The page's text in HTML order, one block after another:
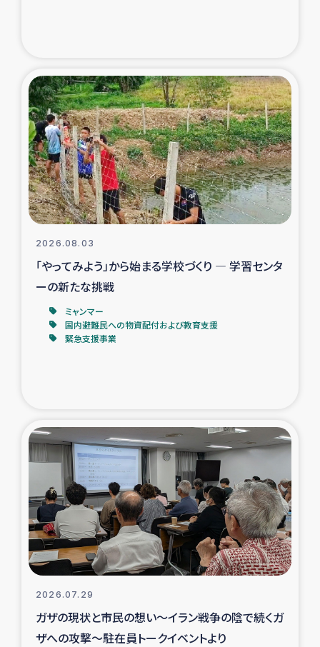
スリランカの南北女性をつなぐサリー・リサイクル・プロ
ジェクト
復興支援事業
民際教育事業
女性グループPIFWANITAによる食品加工事業
ガザ人道支援
令和6年能登半島地震 緊急支援
国内避難民への物資配付および教育支援
漁民によるマングローブ植林活動
レバノンでのシリア難民への食糧・越冬支援
レバノンにおける緊急支援
レバノンでのシリア難民への教育支援事業
レバノンでのシリア難民・レバノン人への農業支援
海外ルーツの市民との共生
2026.08.03
「やってみよう」から始まる学校づくり ― 学習センタ
ーの新たな挑戦
ミャンマー
国内避難民への物資配付および教育支援
緊急支援事業
2026.07.29
ガザの現状と市民の想い～イラン戦争の陰で続くガ
ザへの攻撃～駐在員トークイベントより